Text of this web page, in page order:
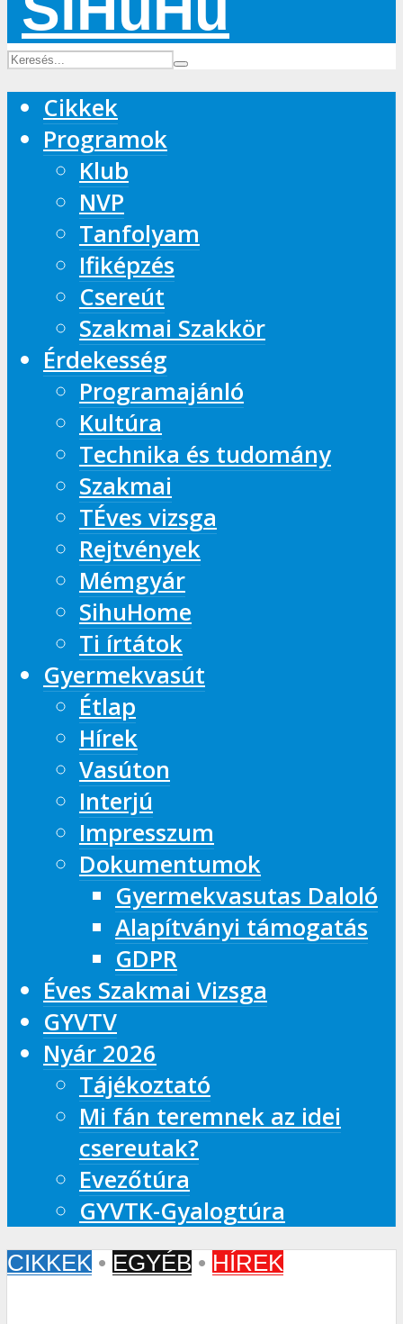
Cikkek
Programok
Klub
NVP
Tanfolyam
Ifiképzés
Csereút
Szakmai Szakkör
Érdekesség
Programajánló
Kultúra
Technika és tudomány
Szakmai
TÉves vizsga
Rejtvények
Mémgyár
SihuHome
Ti írtátok
Gyermekvasút
Étlap
Hírek
Vasúton
Interjú
Impresszum
Dokumentumok
Gyermekvasutas Daloló
Alapítványi támogatás
GDPR
Éves Szakmai Vizsga
GYVTV
Nyár 2026
Tájékoztató
Mi fán teremnek az idei
csereutak?
Evezőtúra
GYVTK-Gyalogtúra
CIKKEK • EGYÉB • HÍREK